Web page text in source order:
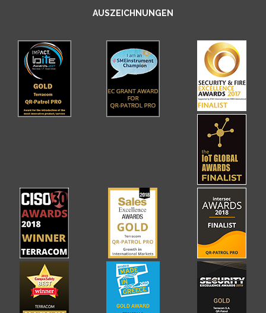
AUSZEICHNUNGEN